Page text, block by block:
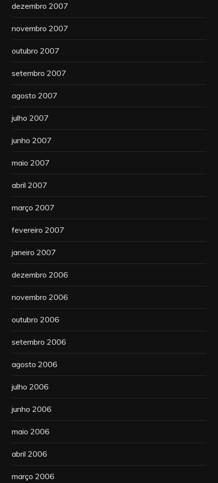
dezembro 2007
novembro 2007
outubro 2007
setembro 2007
agosto 2007
julho 2007
junho 2007
maio 2007
abril 2007
março 2007
fevereiro 2007
janeiro 2007
dezembro 2006
novembro 2006
outubro 2006
setembro 2006
agosto 2006
julho 2006
junho 2006
maio 2006
abril 2006
março 2006